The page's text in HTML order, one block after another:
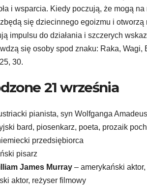
i wsparcia. Kiedy poczują, że mogą
się dziecinnego egoizmu i
impulsu do działania i szczerych
się osoby spod znaku: Raka, Wagi,
30.
21 września
pianista, syn Wolfganga
bard, piosenkarz, poeta, prozaik
przedsiębiorca
pisarz
James Murray – amerykański
aktor, reżyser filmowy